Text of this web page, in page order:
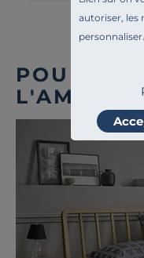
autoriser, les
personnaliser.
POUR